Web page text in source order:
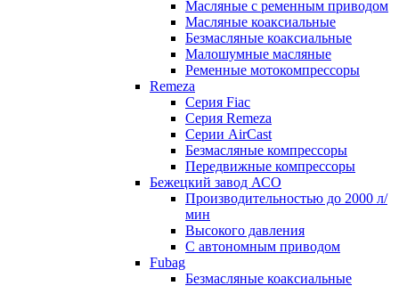
Масляные с ременным приводом
Маcляные коаксиальные
Безмаcляные коаксиальные
Малошумные масляные
Ременные мотокомпрессоры
Remeza
Серия Fiac
Серия Remeza
Серии AirCast
Безмасляные компрессоры
Передвижные компрессоры
Бежецкий завод АСО
Производительностью до 2000 л/
мин
Высокого давления
С автономным приводом
Fubag
Безмасляные коаксиальные